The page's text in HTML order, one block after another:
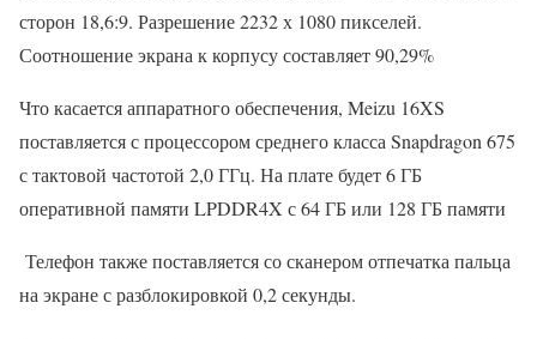
сторон 18,6:9. Разрешение 2232 х 1080 пикселей.
Соотношение экрана к корпусу составляет 90,29%
Что касается аппаратного обеспечения, Meizu 16XS
поставляется с процессором среднего класса Snapdragon 675
с тактовой частотой 2,0 ГГц. На плате будет 6 ГБ
оперативной памяти LPDDR4X с 64 ГБ или 128 ГБ памяти
Телефон также поставляется со сканером отпечатка пальца
на экране с разблокировкой 0,2 секунды.